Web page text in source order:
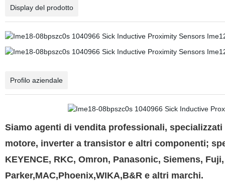
Display del prodotto
Profilo aziendale
Siamo agenti di vendita professionali,
motore, inverter a transistor e altri componenti;
KEYENCE, RKC, Omron, Panasonic, Siemens,
Parker,MAC,Phoenix,WIKA,B&R e altri marchi.